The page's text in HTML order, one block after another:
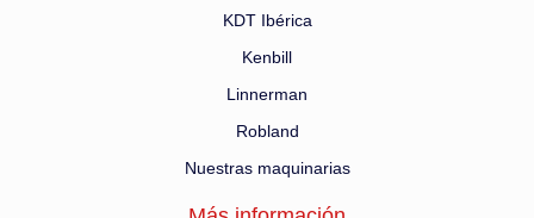
KDT Ibérica
Kenbill
Linnerman
Robland
Nuestras maquinarias